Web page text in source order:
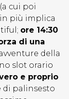
cui poi
più implica
ore 14:30
di una
della
slot orario
e proprio
di palinsesto